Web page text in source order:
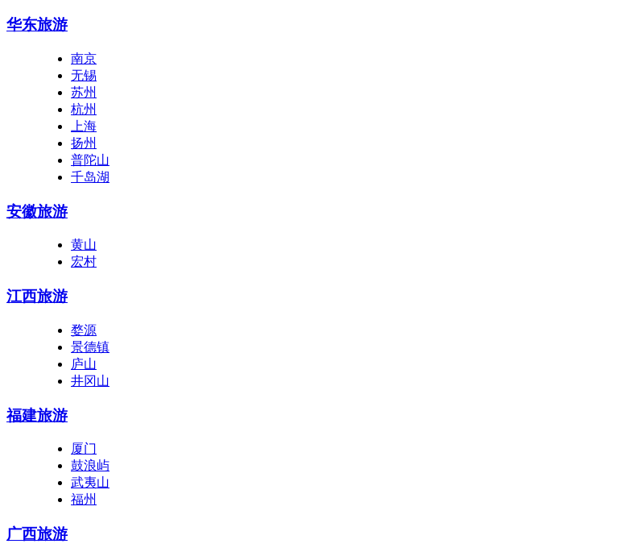
华东旅游
南京
无锡
苏州
杭州
上海
扬州
普陀山
千岛湖
安徽旅游
黄山
宏村
江西旅游
婺源
景德镇
庐山
井冈山
福建旅游
厦门
鼓浪屿
武夷山
福州
广西旅游